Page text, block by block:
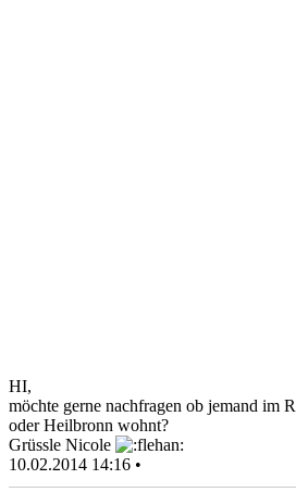
HI,
möchte gerne nachfragen ob jemand im
oder Heilbronn wohnt?
Grüssle Nicole
10.02.2014 14:16 •